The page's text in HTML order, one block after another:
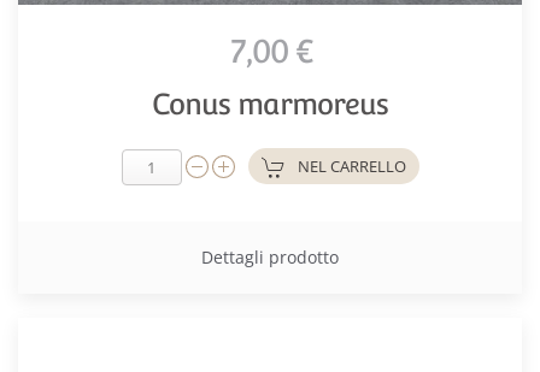
7,00 €
Conus marmoreus
NEL CARRELLO
Dettagli prodotto